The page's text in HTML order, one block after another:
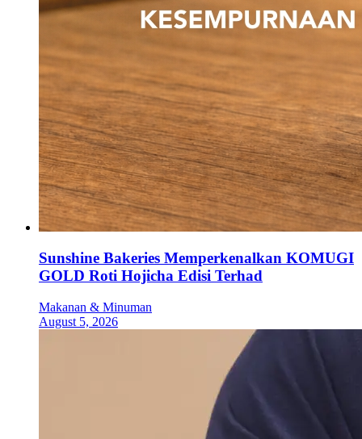
Sunshine Bakeries Memperkenalkan KOMUGI
GOLD Roti Hojicha Edisi Terhad
Makanan & Minuman
August 5, 2026